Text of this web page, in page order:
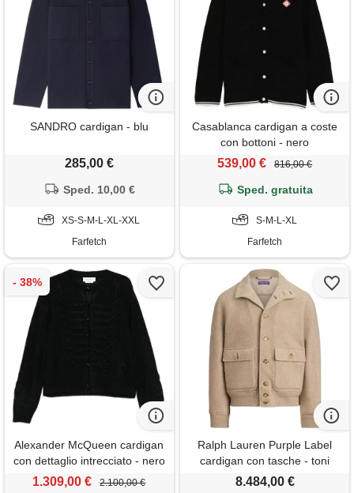
SANDRO cardigan - blu
285,00 €
Sped. 10,00 €
XS-S-M-L-XL-XXL
Farfetch
Casablanca cardigan a coste
con bottoni - nero
539,00 € 816,00 €
Sped. gratuita
S-M-L-XL
Farfetch
Alexander McQueen cardigan
con dettaglio intrecciato - nero
1.309,00 € 2.100,00 €
Ralph Lauren Purple Label
cardigan con tasche - toni
neutri
8.484,00 €